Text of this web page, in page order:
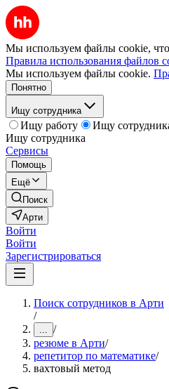
Мы используем файлы cookie,
Правила использования файлов
Мы используем файлы cookie.
Понятно
Ищу сотрудника
Ищу работу
Ищу
Ищу сотрудника
Сервисы
Помощь
Ещё
Поиск
Арти
Войти
Войти
Зарегистрироваться
Поиск сотрудников в Арти
/
... /
резюме в Арти/
репетитор по математике/
вахтовый метод